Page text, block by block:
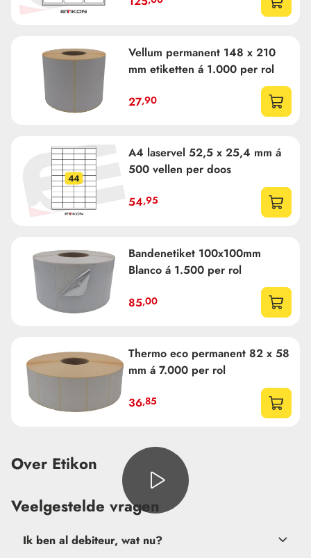
Vellum permanent 148 x 210
mm etiketten á 1.000 per rol
27,90
A4 laservel 52,5 x 25,4 mm á
500 vellen per doos
54,95
Bandenetiket 100x100mm
Blanco á 1.500 per rol
85,00
Thermo eco permanent 82 x 58
mm á 7.000 per rol
36,85
Over Etikon
Veelgestelde vragen
Ik ben al debiteur, wat nu?